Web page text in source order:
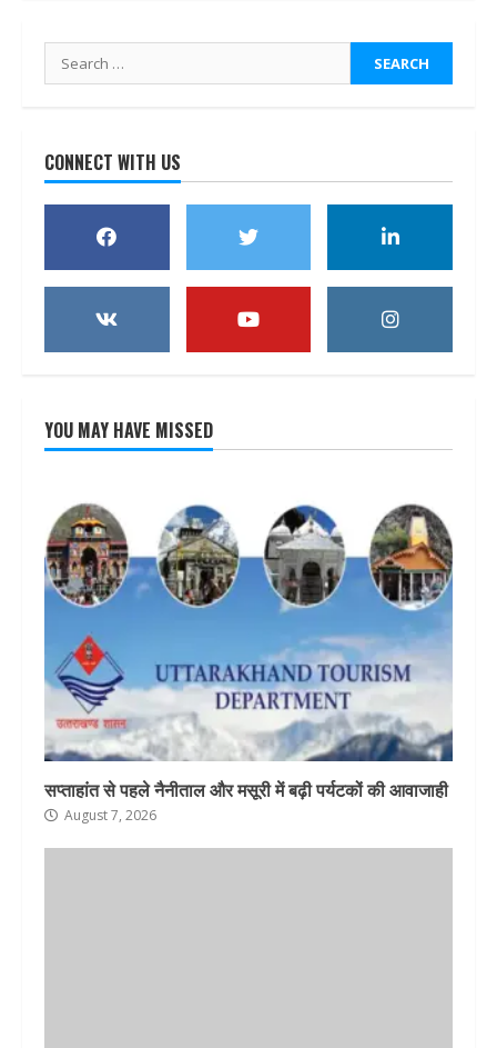
Search
for:
CONNECT WITH US
YOU MAY HAVE MISSED
सप्ताहांत से पहले नैनीताल और मसूरी में बढ़ी पर्यटकों की आवाजाही
August 7, 2026